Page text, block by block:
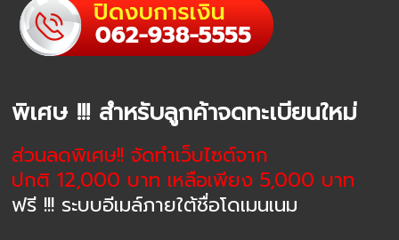
พิเศษ !!! สำหรับลูกค้าจดทะเบียนใหม่
ส่วนลดพิเศษ!! จัดทำเว็บไซต์จาก
ปกติ 12,000 บาท เหลือเพียง 5,000 บาท
ฟรี !!! ระบบอีเมล์ภายใต้ชื่อโดเมนเนม